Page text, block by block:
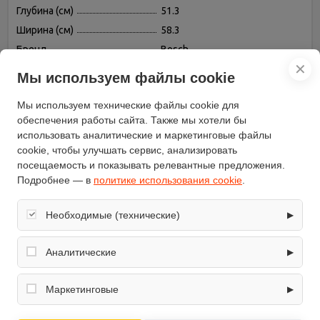
Глубина (см)
51.3
Ширина (см)
58.3
Бренд
Bosch
Конфорок с овальной зоной
нагрева
Защитное отключение
есть
Переключатели
сенсорные
Всего конфорок
4
Индикатор остаточного
тепла
есть
Материал рабочей
поверхности
стеклокерамика
Цвет панели
Глубина встраивания (см)
49
Керамических конфорок
✕
Мы используем файлы cookie
Мы используем технические файлы cookie для
обеспечения работы сайта. Также мы хотели бы
использовать аналитические и маркетинговые файлы
cookie, чтобы улучшать сервис, анализировать
посещаемость и показывать релевантные предложения.
Подробнее — в политике использования cookie
Необходимые (технические) ▶
Обеспечивают корректную работу сайта: оформление
заказа, корзина, вход в личный кабинет. Без них основные
Аналитические ▶
Собирают обезличенную информацию о посещениях и
использовании сайта (например, счётчики аналитики),
Маркетинговые ▶